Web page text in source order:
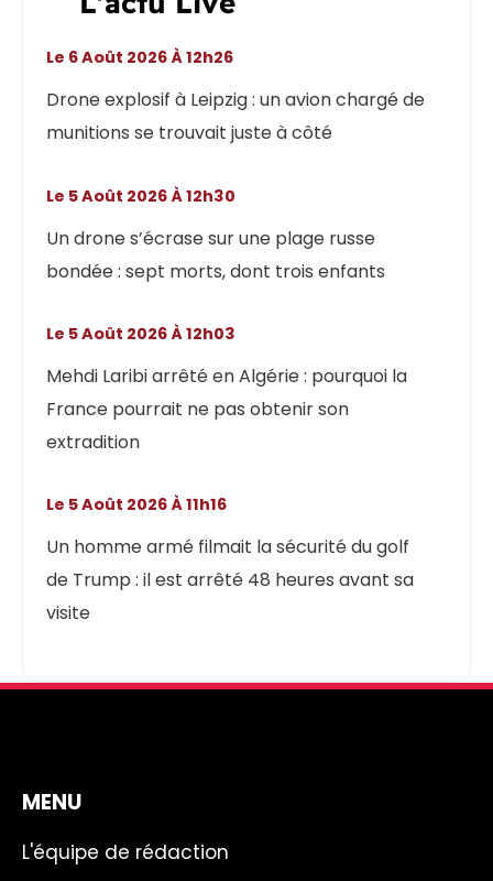
Drone explosif à Leipzig : un avion chargé de
munitions se trouvait juste à côté
Le 6 Août 2026 À 12h26
Un drone s’écrase sur une plage russe
bondée : sept morts, dont trois enfants
Le 5 Août 2026 À 12h30
Mehdi Laribi arrêté en Algérie : pourquoi la
France pourrait ne pas obtenir son
extradition
Le 5 Août 2026 À 12h03
Un homme armé filmait la sécurité du golf
de Trump : il est arrêté 48 heures avant sa
visite
Le 5 Août 2026 À 11h16
MENU
L'équipe de rédaction